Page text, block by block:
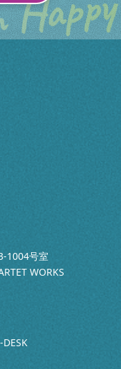
1004号室
WORKS